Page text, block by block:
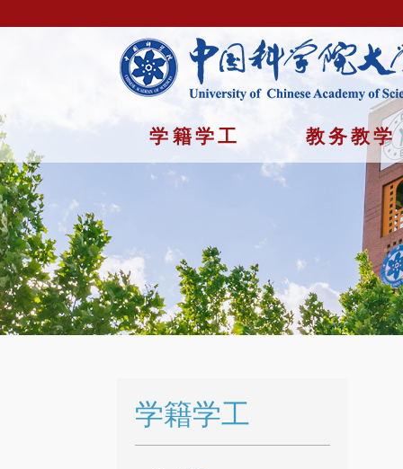
学籍学工 教务教学
首页/学籍学工 /学生奖助
学籍学工